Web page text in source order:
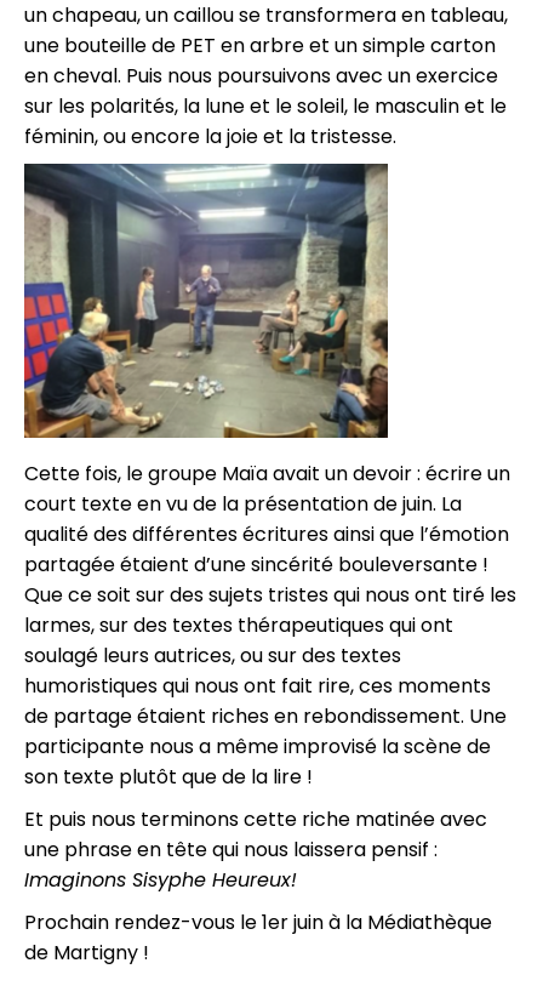
un chapeau, un caillou se transformera en tableau,
une bouteille de PET en arbre et un simple carton
en cheval. Puis nous poursuivons avec un exercice
sur les polarités, la lune et le soleil, le masculin et le
féminin, ou encore la joie et la tristesse.
Cette fois, le groupe Maïa avait un devoir : écrire un
court texte en vu de la présentation de juin. La
qualité des différentes écritures ainsi que l’émotion
partagée étaient d’une sincérité bouleversante !
Que ce soit sur des sujets tristes qui nous ont tiré les
larmes, sur des textes thérapeutiques qui ont
soulagé leurs autrices, ou sur des textes
humoristiques qui nous ont fait rire, ces moments
de partage étaient riches en rebondissement. Une
participante nous a même improvisé la scène de
son texte plutôt que de la lire !
Et puis nous terminons cette riche matinée avec
une phrase en tête qui nous laissera pensif :
Imaginons Sisyphe Heureux!
Prochain rendez-vous le 1er juin à la Médiathèque
de Martigny !